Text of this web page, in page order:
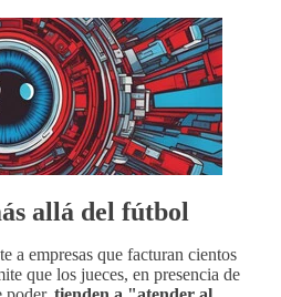
allá del fútbol
a empresas que facturan cientos
que los jueces, en presencia de